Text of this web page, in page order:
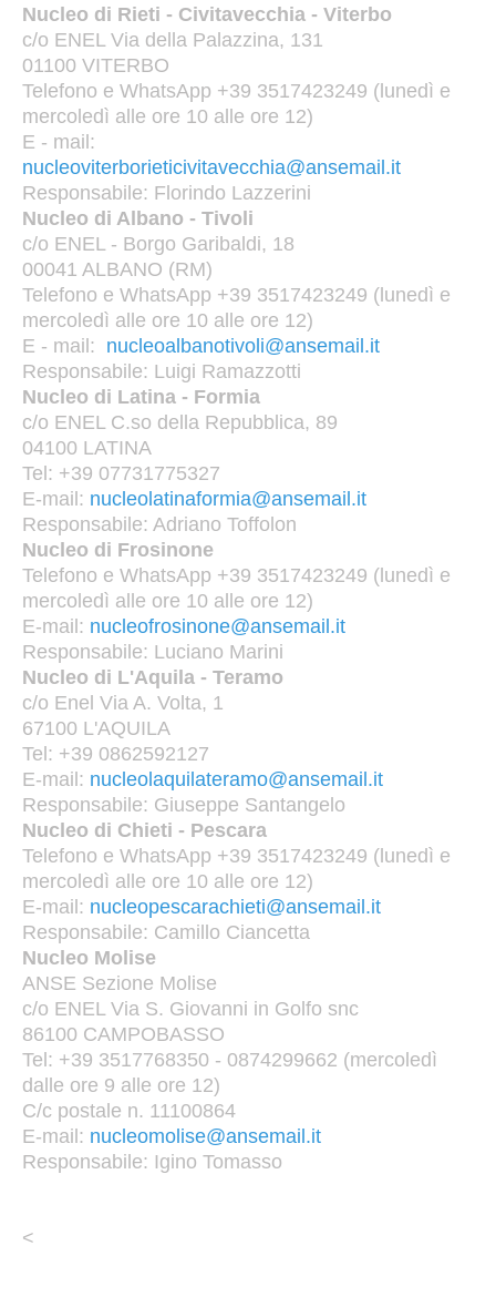
Nucleo di Rieti - Civitavecchia - Viterbo
c/o ENEL Via della Palazzina, 131
01100 VITERBO
Telefono e WhatsApp +39 3517423249 (lunedì e
mercoledì alle ore 10 alle ore 12)
E - mail:
nucleoviterborieticivitavecchia@ansemail.it
Responsabile: Florindo Lazzerini
Nucleo di Albano - Tivoli
c/o ENEL - Borgo Garibaldi, 18
00041 ALBANO (RM)
Telefono e WhatsApp +39 3517423249 (lunedì e
mercoledì alle ore 10 alle ore 12)
E - mail: nucleoalbanotivoli@ansemail.it
Responsabile: Luigi Ramazzotti
Nucleo di Latina - Formia
c/o ENEL C.so della Repubblica, 89
04100 LATINA
Tel: +39 07731775327
E-mail: nucleolatinaformia@ansemail.it
Responsabile: Adriano Toffolon
Nucleo di Frosinone
Telefono e WhatsApp +39 3517423249 (lunedì e
mercoledì alle ore 10 alle ore 12)
E-mail: nucleofrosinone@ansemail.it
Responsabile: Luciano Marini
Nucleo di L'Aquila - Teramo
c/o Enel Via A. Volta, 1
67100 L'AQUILA
Tel: +39 0862592127
E-mail: nucleolaquilateramo@ansemail.it
Responsabile: Giuseppe Santangelo
Nucleo di Chieti - Pescara
Telefono e WhatsApp +39 3517423249 (lunedì e
mercoledì alle ore 10 alle ore 12)
E-mail: nucleopescarachieti@ansemail.it
Responsabile: Camillo Ciancetta
Nucleo Molise
ANSE Sezione Molise
c/o ENEL Via S. Giovanni in Golfo snc
86100 CAMPOBASSO
Tel: +39 3517768350 - 0874299662 (mercoledì
dalle ore 9 alle ore 12)
C/c postale n. 11100864
E-mail: nucleomolise@ansemail.it
Responsabile: Igino Tomasso
<